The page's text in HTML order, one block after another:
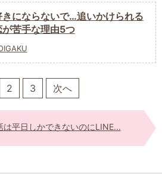
きにならないで…追いかけられる
が苦手な理由5つ
2 3 次へ
は平日しかできないのにLINE...